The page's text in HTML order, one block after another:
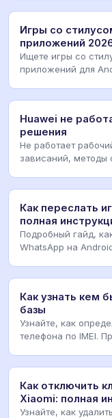
Игры со
приложений
Ищете игры со
приложений для
Huawei не
решения
Не работает
зависаний, методы
Как переслать
полная
Подробный гайд,
WhatsApp на
Как узнать кем
базы
Узнайте, как
телефона по IMEI.
Как отключить
Xiaomi: полная
Узнайте, как